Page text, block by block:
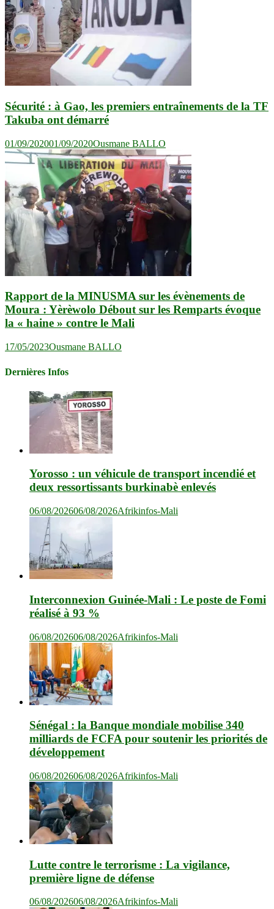
Sécurité : à Gao, les premiers entraînements de la TF
Takuba ont démarré
01/09/202001/09/2020Ousmane BALLO
Rapport de la MINUSMA sur les évènements de
Moura : Yèrèwolo Débout sur les Remparts évoque
la « haine » contre le Mali
17/05/2023Ousmane BALLO
Dernières Infos
Yorosso : un véhicule de transport incendié et
deux ressortissants burkinabè enlevés
06/08/202606/08/2026Afrikinfos-Mali
Interconnexion Guinée-Mali : Le poste de Fomi
réalisé à 93 %
06/08/202606/08/2026Afrikinfos-Mali
Sénégal : la Banque mondiale mobilise 340
milliards de FCFA pour soutenir les priorités de
développement
06/08/202606/08/2026Afrikinfos-Mali
Lutte contre le terrorisme : La vigilance,
première ligne de défense
06/08/202606/08/2026Afrikinfos-Mali